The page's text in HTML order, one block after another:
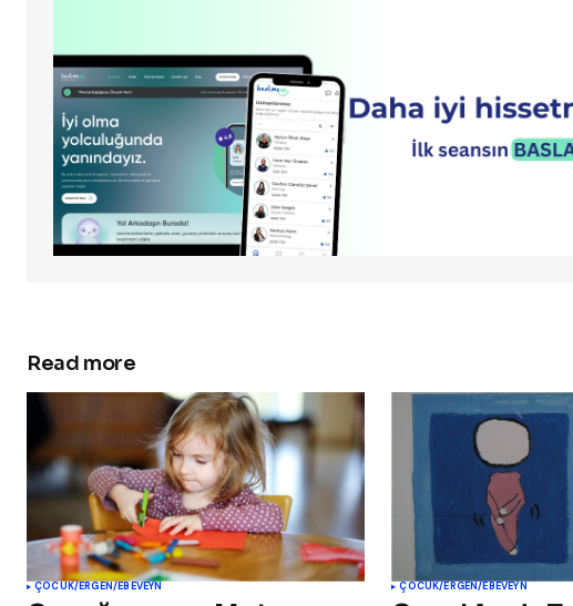
Read more
ÇOCUK/ERGEN/EBEVEYN ÇOCUK/ERGEN/EBEVEYN